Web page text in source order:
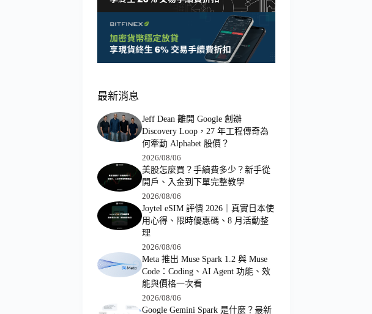
最新消息
Jeff Dean 離開 Google 創辦
Discovery Loop，27 年工程傳奇為
何牽動 Alphabet 股價？
2026/08/06
美股怎麼買？手續費多少？新手從
開戶、入金到下單完整教學
2026/08/06
Joytel eSIM 評價 2026｜真實日本使
用心得、限時優惠碼、8 月活動整
理
2026/08/06
Meta 推出 Muse Spark 1.2 與 Muse
Code：Coding、AI Agent 功能、效
能與價格一次看
2026/08/06
Google Gemini Spark 是什麼？最新